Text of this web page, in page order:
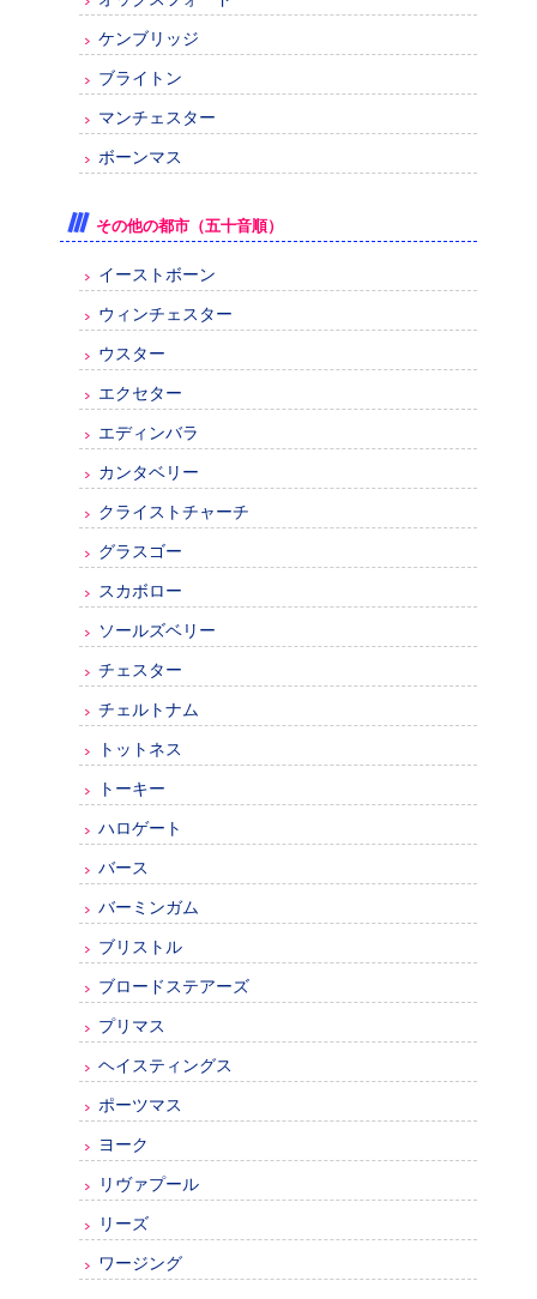
ケンブリッジ
ブライトン
マンチェスター
ボーンマス
その他の都市（五十音順）
イーストボーン
ウィンチェスター
ウスター
エクセター
エディンバラ
カンタベリー
クライストチャーチ
グラスゴー
スカボロー
ソールズベリー
チェスター
チェルトナム
トットネス
トーキー
ハロゲート
バース
バーミンガム
ブリストル
ブロードステアーズ
プリマス
ヘイスティングス
ポーツマス
ヨーク
リヴァプール
リーズ
ワージング